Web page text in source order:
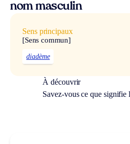
nom masculin
Sens principaux
[Sens commun]
diadème
À découvrir
Savez-vous ce que signifie